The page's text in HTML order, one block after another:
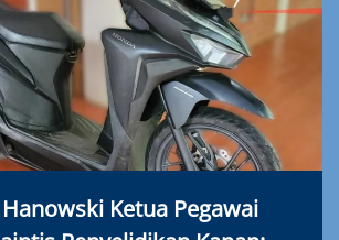
Ketua Pegawai